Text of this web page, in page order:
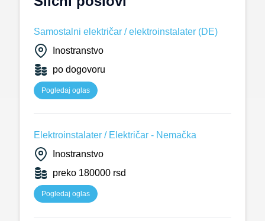
Samostalni električar / elektroinstalater (DE)
Inostranstvo
po dogovoru
Pogledaj oglas
Elektroinstalater / Električar - Nemačka
Inostranstvo
preko 180000 rsd
Pogledaj oglas